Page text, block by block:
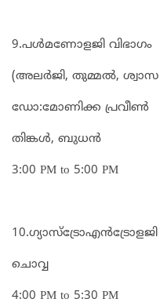
9.പൾമണോളജി വിഭാഗം
(അലർജി, തുമ്മൽ,
ഡോ:മോണിക്ക പ്രവീൺ
തിങ്കൾ, ബുധൻ
3:00 PM to 5:00 PM
10.ഗ്യാസ്ട്രോഎൻട്രോളജി
ചൊവ്വ
4:00 PM to 5:30 PM